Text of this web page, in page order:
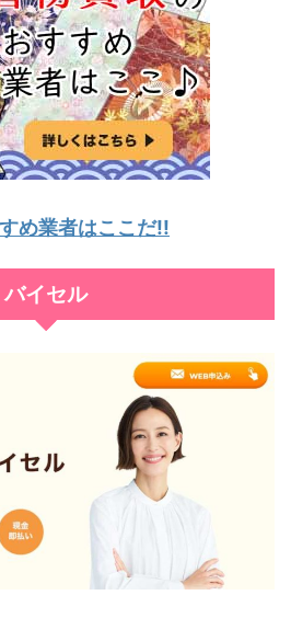
め業者はここだ!!
バイセル